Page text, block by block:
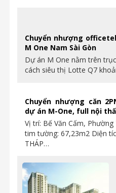
Chuyển nhượng officetel
M One Nam Sài Gòn
Dự án M One nằm trên
cách siêu thị Lotte Q7
Chuyển nhượng căn
dự án M-One, full nội
Vị trí: Bế Văn Cấm, Phường
tim tường: 67,23m2 Diện
THÁP…